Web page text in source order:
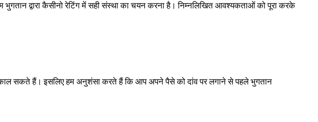
द्वारा कैसीनो रेटिंग में सही संस्था का चयन करना है। निम्नलिखित आवश्यकताओं को पूरा करके
सकते हैं। इसलिए हम अनुशंसा करते हैं कि आप अपने पैसे को दांव पर लगाने से पहले भुगतान